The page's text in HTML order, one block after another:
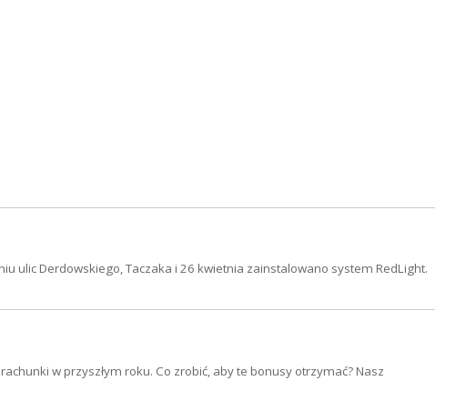
ulic Derdowskiego, Taczaka i 26 kwietnia zainstalowano system RedLight.
w przyszłym roku. Co zrobić, aby te bonusy otrzymać? Nasz